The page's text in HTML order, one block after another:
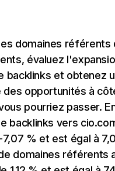
domaines référents
évaluez
backlinks et obtenez
des opportunités à
pourriez passer.
backlinks vers
% et est égal à
domaines référents